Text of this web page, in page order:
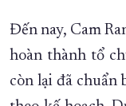
Đến nay, Cam
hoàn thành tổ
còn lại đã chuẩn